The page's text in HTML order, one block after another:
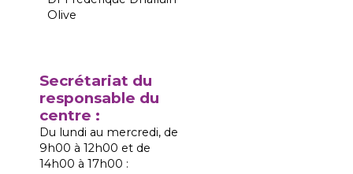
Olive
Secrétariat du
responsable du
centre :
Du lundi au mercredi, de
9h00 à 12h00 et de
14h00 à 17h00 :